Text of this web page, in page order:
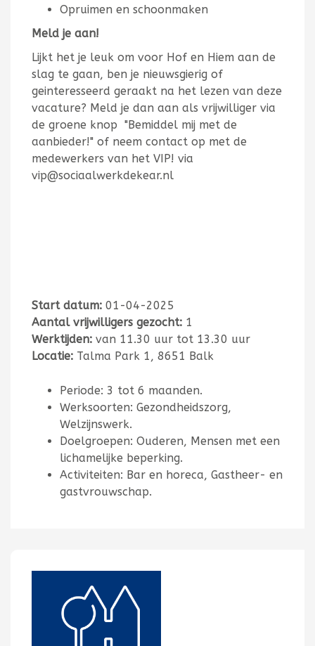
Opruimen en schoonmaken
Meld je aan!
Lijkt het je leuk om voor Hof en Hiem aan de
slag te gaan, ben je nieuwsgierig of
geinteresseerd geraakt na het lezen van deze
vacature? Meld je dan aan als vrijwilliger via
de groene knop "Bemiddel mij met de
aanbieder!" of neem contact op met de
medewerkers van het VIP! via
vip@sociaalwerkdekear.nl
Start datum: 01-04-2025
Aantal vrijwilligers gezocht: 1
Werktijden: van 11.30 uur tot 13.30 uur
Locatie: Talma Park 1, 8651 Balk
Periode: 3 tot 6 maanden.
Werksoorten: Gezondheidszorg,
Welzijnswerk.
Doelgroepen: Ouderen, Mensen met een
lichamelijke beperking.
Activiteiten: Bar en horeca, Gastheer- en
gastvrouwschap.